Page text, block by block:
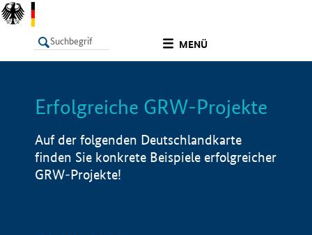
MENÜ
LISTE Info
Erfolgreiche GRW-Projekte
Auf der folgenden Deutschlandkarte
finden Sie konkrete Beispiele erfolgreicher
GRW-Projekte!